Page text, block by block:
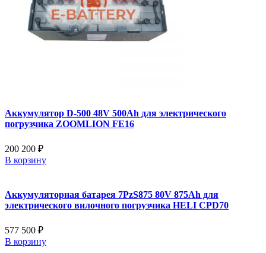
Аккумулятор D-500 48V 500Ah для электрического
погрузчика ZOOMLION FE16
200 200 ₽
В корзину
Аккумуляторная батарея 7PzS875 80V 875Ah для
электрического вилочного погрузчика HELI CPD70
577 500 ₽
В корзину